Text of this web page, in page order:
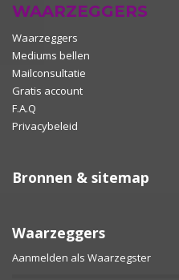
WAARZEGGERS
Waarzeggers
Mediums bellen
Mailconsultatie
Gratis account
F.A.Q
Privacybeleid
Bronnen & sitemap
Waarzeggers
Aanmelden als Waarzegster